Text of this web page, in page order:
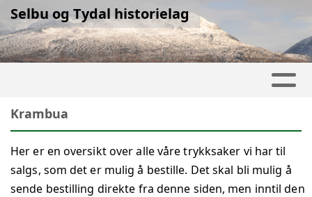
Selbu og Tydal historielag
Krambua
Her er en oversikt over alle våre trykksaker vi har til
salgs, som det er mulig å bestille. Det skal bli mulig å
sende bestilling direkte fra denne siden, men inntil den